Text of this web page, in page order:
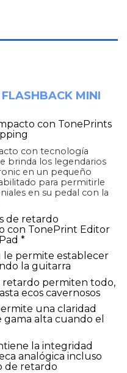
MINI
con TonePrints
con tecnología
brinda los legendarios
en un pequeño
para permitirle
en su pedal con la
de retardo
con TonePrint Editor
*
le permite establecer
la guitarra
retardo permiten todo,
ecos cavernosos
una claridad
alta cuando el
la integridad
analógica incluso
de retardo